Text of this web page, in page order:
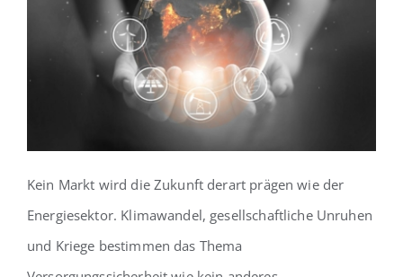
Kein Markt wird die Zukunft derart prägen wie der
Energiesektor. Klimawandel, gesellschaftliche Unruhen
und Kriege bestimmen das Thema